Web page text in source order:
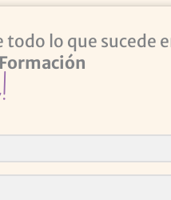
todo lo que sucede